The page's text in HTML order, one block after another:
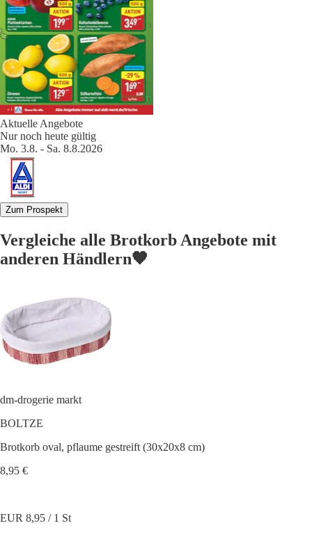
Aktuelle Angebote
Nur noch heute gültig
Mo. 3.8. - Sa. 8.8.2026
Zum Prospekt
Vergleiche alle Brotkorb Angebote mit
anderen Händlern🧡
dm-drogerie markt
BOLTZE
Brotkorb oval, pflaume gestreift (30x20x8 cm)
8,95 €
EUR 8,95 / 1 St